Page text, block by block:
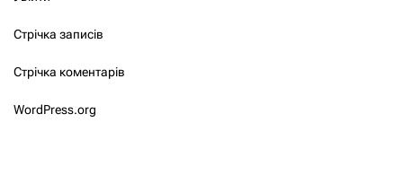
Стрічка записів
Стрічка коментарів
WordPress.org